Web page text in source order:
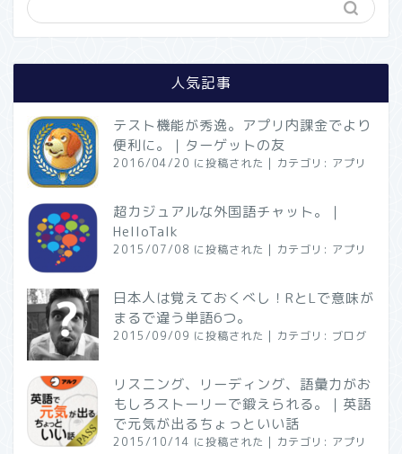
人気記事
テスト機能が秀逸。アプリ内課金でより
便利に。｜ターゲットの友
2016/04/20 に投稿された | カテゴリ: アプリ
超カジュアルな外国語チャット。｜
HelloTalk
2015/07/08 に投稿された | カテゴリ: アプリ
日本人は覚えておくべし！RとLで意味が
まるで違う単語6つ。
2015/09/09 に投稿された | カテゴリ: ブログ
リスニング、リーディング、語彙力がお
もしろストーリーで鍛えられる。｜英語
で元気が出るちょっといい話
2015/10/14 に投稿された | カテゴリ: アプリ